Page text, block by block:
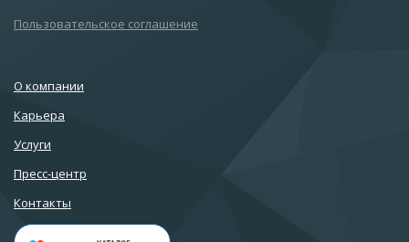
Пользовательское соглашение
О компании
Карьера
Услуги
Пресс-центр
Контакты